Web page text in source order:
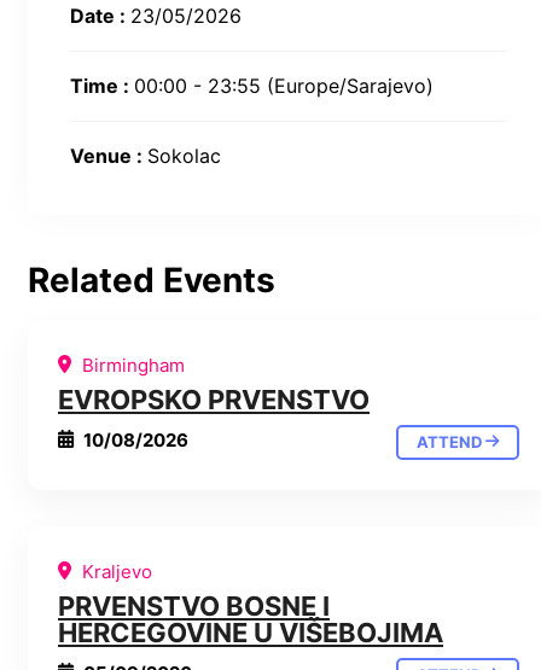
Date : 23/05/2026
Time : 00:00 - 23:55 (Europe/Sarajevo)
Venue : Sokolac
Related Events
Birmingham
EVROPSKO PRVENSTVO
10/08/2026 ATTEND
Kraljevo
PRVENSTVO BOSNE I
HERCEGOVINE U VIŠEBOJIMA